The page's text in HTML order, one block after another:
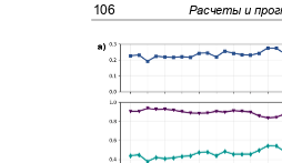
106 Расчеты и